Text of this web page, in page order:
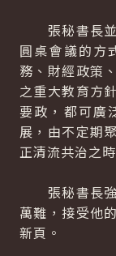
張秘書長並
圓桌會議的方
務、財經政策
之重大教育方
要政，都可廣
展，由不定期
正清流共治之
張秘書長強
萬難，接受他
新頁。